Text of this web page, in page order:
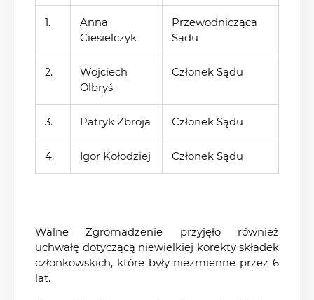
1.
Anna
Ciesielczyk
Przewodnicząca
Sądu
2.
Wojciech
Olbryś
Członek Sądu
3. Patryk Zbroja Członek Sądu
4. Igor Kołodziej Członek Sądu
Walne Zgromadzenie przyjęło również
uchwałę dotyczącą niewielkiej korekty składek
członkowskich, które były niezmienne przez 6
lat.